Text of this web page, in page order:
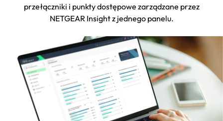
przełączniki i punkty dostępowe zarządzane przez
NETGEAR Insight z jednego panelu.